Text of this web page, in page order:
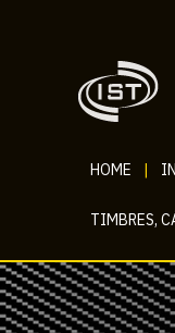
HOME
TIMBRES,